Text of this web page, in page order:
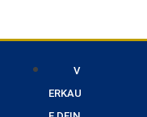
V
ERKAU